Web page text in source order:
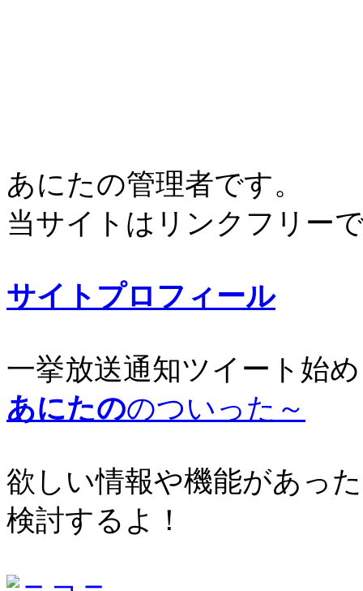
あにたの管理者です。
当サイトはリンクフリー
サイトプロフィール
一挙放送通知ツイート始
あにたののついった～
欲しい情報や機能があっ
検討するよ！